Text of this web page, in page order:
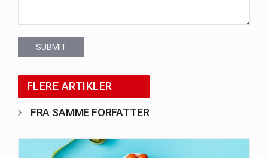
SUBMIT
FLERE ARTIKLER
FRA SAMME FORFATTER